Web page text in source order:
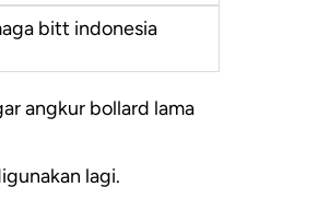
bitt indonesia
angkur bollard lama
lagi.